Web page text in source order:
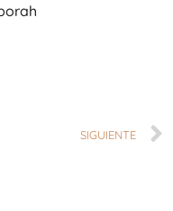
SIGUIENTE